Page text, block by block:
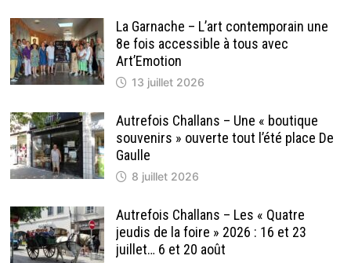
La Garnache – L’art contemporain une
8e fois accessible à tous avec
Art’Emotion
13 juillet 2026
Autrefois Challans – Une « boutique
souvenirs » ouverte tout l’été place De
Gaulle
8 juillet 2026
Autrefois Challans – Les « Quatre
jeudis de la foire » 2026 : 16 et 23
juillet… 6 et 20 août